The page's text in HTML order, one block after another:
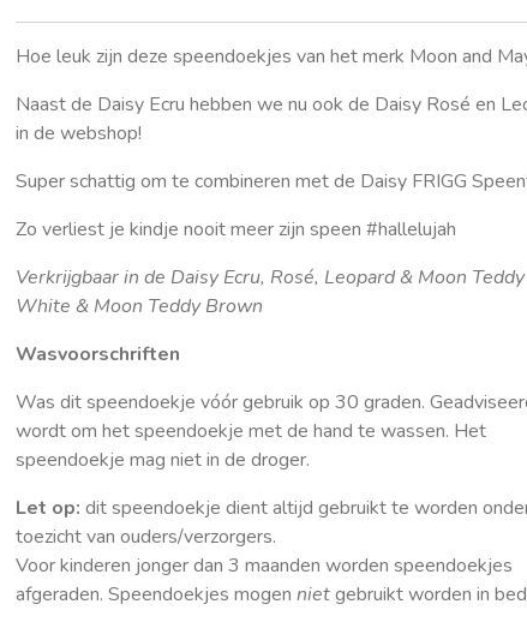
Hoe leuk zijn deze speendoekjes van het merk Moon and
Naast de Daisy Ecru hebben we nu ook de Daisy Rosé en
in de webshop!
Super schattig om te combineren met de Daisy FRIGG
Zo verliest je kindje nooit meer zijn speen #hallelujah
Verkrijgbaar in de Daisy Ecru, Rosé, Leopard & Moon Teddy
White & Moon Teddy Brown
Wasvoorschriften
Was dit speendoekje vóór gebruik op 30 graden.
wordt om het speendoekje met de hand te wassen. Het
speendoekje mag niet in de droger.
Let op: dit speendoekje dient altijd gebruikt te worden
toezicht van ouders/verzorgers.
Voor kinderen jonger dan 3 maanden worden speendoekjes
afgeraden. Speendoekjes mogen nietgebruikt worden in